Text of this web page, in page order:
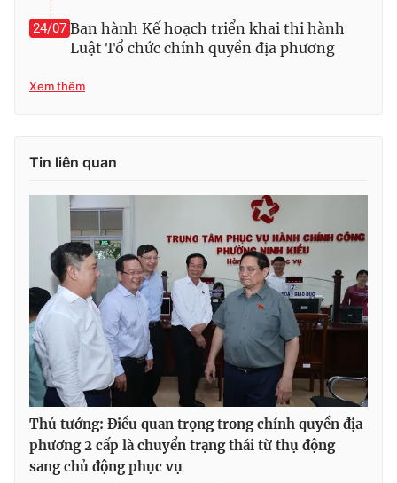
24/07 Ban hành Kế hoạch triển khai thi hành
Luật Tổ chức chính quyền địa phương
Xem thêm
Tin liên quan
Thủ tướng: Điều quan trọng trong chính quyền địa
phương 2 cấp là chuyển trạng thái từ thụ động
sang chủ động phục vụ